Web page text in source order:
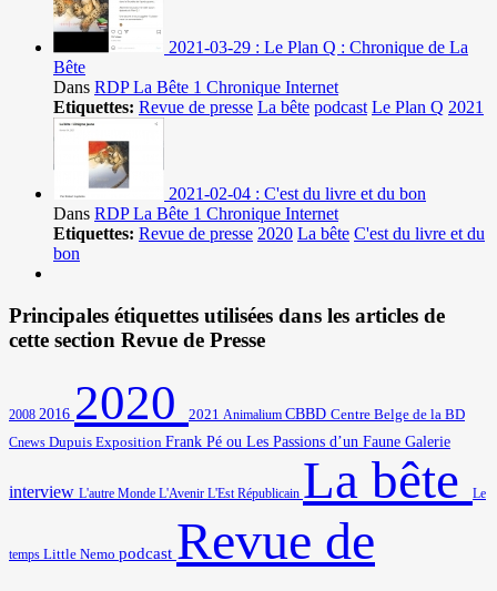
2021-03-29 : Le Plan Q : Chronique de La
Bête
Dans RDP La Bête 1 Chronique Internet
Etiquettes: Revue de presse La bête podcast Le Plan Q 2021
2021-02-04 : C'est du livre et du bon
Dans RDP La Bête 1 Chronique Internet
Etiquettes: Revue de presse 2020 La bête C'est du livre et du
bon
Principales étiquettes utilisées dans les articles de
cette section Revue de Presse
2008 2016 2020 2021 Animalium CBBD Centre Belge de la BD
Cnews Dupuis Exposition Frank Pé ou Les Passions d’un Faune Galerie
interview L'autre Monde L'Avenir L'Est Républicain La bête Le
temps Little Nemo podcast Revue de